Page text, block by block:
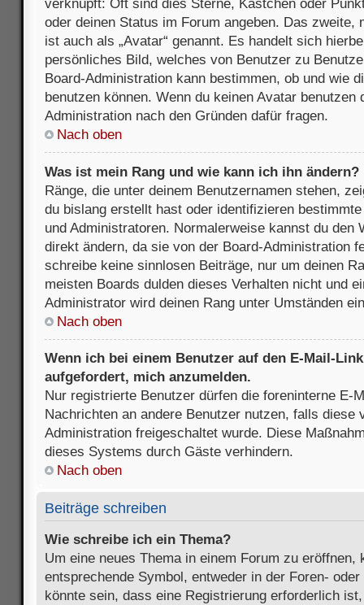
verknüpft: Oft sind dies Sterne, Kästchen oder
oder deinen Status im Forum angeben. Das zweite,
ist auch als „Avatar“ genannt. Es handelt sich
persönliches Bild, welches von Benutzer zu
Board-Administration kann bestimmen, ob und wie
benutzen können. Wenn du keinen Avatar
Administration nach den Gründen dafür fragen.
Nach oben
Was ist mein Rang und wie kann ich ihn ändern?
Ränge, die unter deinem Benutzernamen stehen,
du bislang erstellt hast oder identifizieren
und Administratoren. Normalerweise kannst du den
direkt ändern, da sie von der Board-Administration
schreibe keine sinnlosen Beiträge, nur um deinen
meisten Boards dulden dieses Verhalten nicht und
Administrator wird deinen Rang unter Umständen
Nach oben
Wenn ich bei einem Benutzer auf den E-Mail-
aufgefordert, mich anzumelden.
Nur registrierte Benutzer dürfen die foreninterne E-
Nachrichten an andere Benutzer nutzen, falls diese
Administration freigeschaltet wurde. Diese
dieses Systems durch Gäste verhindern.
Nach oben
Beiträge schreiben
Wie schreibe ich ein Thema?
Um eine neues Thema in einem Forum zu eröffnen,
entsprechende Symbol, entweder in der Foren-
könnte sein, dass eine Registrierung erforderlich